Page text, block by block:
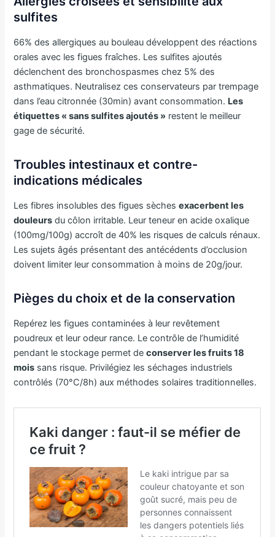
sulfites
66% des allergiques au bouleau développent des réactions
orales avec les figues fraîches. Les sulfites ajoutés
déclenchent des bronchospasmes chez 5% des
asthmatiques. Neutralisez ces conservateurs par trempage
dans l’eau citronnée (30min) avant consommation. Les
étiquettes « sans sulfites ajoutés » restent le meilleur
gage de sécurité.
Troubles intestinaux et contre-
indications médicales
Les fibres insolubles des figues sèchesexacerbent les
douleurs du côlon irritable. Leur teneur en acide oxalique
(100mg/100g) accroît de 40% les risques de calculs rénaux.
Les sujets âgés présentant des antécédents d’occlusion
doivent limiter leur consommation à moins de 20g/jour.
Pièges du choix et de la conservation
Repérez les figues contaminées à leur revêtement
poudreux et leur odeur rance. Le contrôle de l’humidité
pendant le stockage permet deconserver les fruits 18
mois sans risque. Privilégiez les séchages industriels
contrôlés (70°C/8h) aux méthodes solaires traditionnelles.